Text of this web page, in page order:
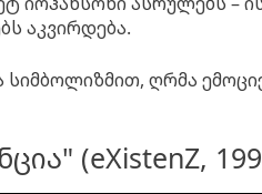
აკვირდება.
ღრმა
(eXistenZ,